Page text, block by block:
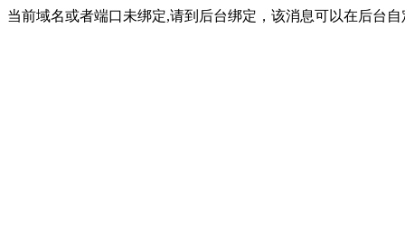
当前域名或者端口未绑定,请到后台绑定，该消息可以在后台自